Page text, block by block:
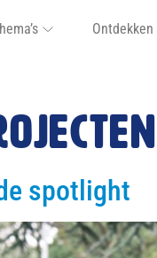
Ontdekken
spotlight